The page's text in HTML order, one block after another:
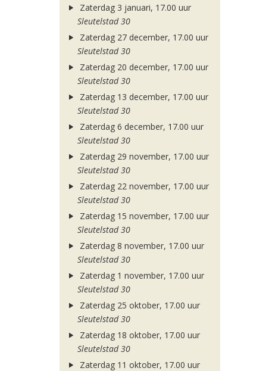
Zaterdag 3 januari, 17.00 uur
Sleutelstad 30
Zaterdag 27 december, 17.00 uur
Sleutelstad 30
Zaterdag 20 december, 17.00 uur
Sleutelstad 30
Zaterdag 13 december, 17.00 uur
Sleutelstad 30
Zaterdag 6 december, 17.00 uur
Sleutelstad 30
Zaterdag 29 november, 17.00 uur
Sleutelstad 30
Zaterdag 22 november, 17.00 uur
Sleutelstad 30
Zaterdag 15 november, 17.00 uur
Sleutelstad 30
Zaterdag 8 november, 17.00 uur
Sleutelstad 30
Zaterdag 1 november, 17.00 uur
Sleutelstad 30
Zaterdag 25 oktober, 17.00 uur
Sleutelstad 30
Zaterdag 18 oktober, 17.00 uur
Sleutelstad 30
Zaterdag 11 oktober, 17.00 uur